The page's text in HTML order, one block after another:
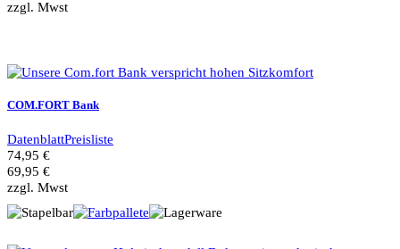
zzgl. Mwst
COM.FORT Bank
DatenblattPreisliste
74,95 €
69,95 €
zzgl. Mwst